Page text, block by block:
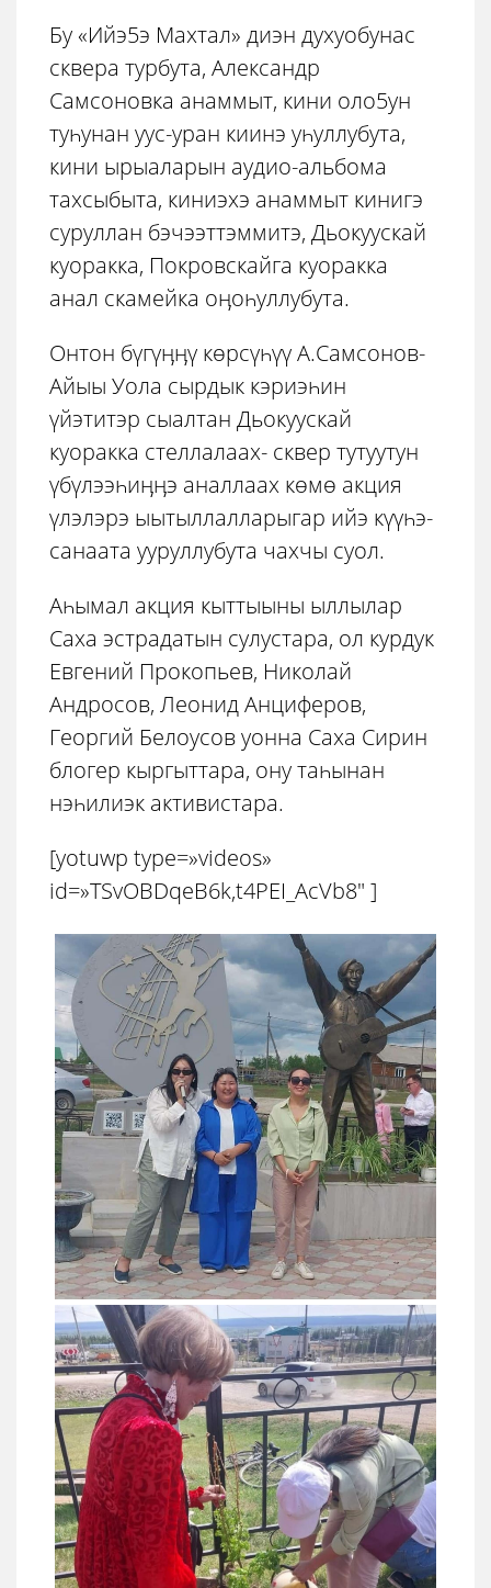
Бу «Ийэ5э Махтал» диэн духуобунас
сквера турбута, Александр
Самсоновка анаммыт, кини оло5ун
туһунан уус-уран киинэ уһуллубута,
кини ырыаларын аудио-альбома
тахсыбыта, киниэхэ анаммыт кинигэ
суруллан бэчээттэммитэ, Дьокуускай
куоракка, Покровскайга куоракка
анал скамейка оӊоһуллубута.
Онтон бүгүӊӊү кѳрсүһүү А.Самсонов-
Айыы Уола сырдык кэриэһин
үйэтитэр сыалтан Дьокуускай
куоракка стеллалаах- сквер тутуутун
үбүлээһиӊӊэ аналлаах кѳмѳ акция
үлэлэрэ ыытыллалларыгар ийэ күүһэ-
санаата ууруллубута чахчы суол.
Аһымал акция кыттыыны ыллылар
Саха эстрадатын сулустара, ол курдук
Евгений Прокопьев, Николай
Андросов, Леонид Анциферов,
Георгий Белоусов уонна Саха Сирин
блогер кыргыттара, ону таһынан
нэһилиэк активистара.
[yotuwp type=»videos»
id=»TSvOBDqeB6k,t4PEI_AcVb8″ ]